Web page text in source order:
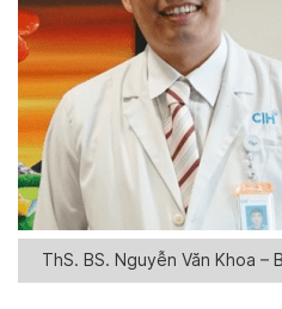
ThS. BS. Nguyễn Văn Khoa –